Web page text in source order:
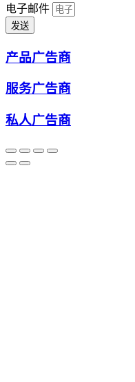
电子邮件
发送
产品广告商
服务广告商
私人广告商